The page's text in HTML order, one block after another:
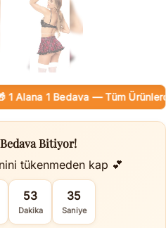
Alana 1 Bedava — Tüm Ürünlerde
Bedava Bitiyor!
tükenmeden kap 💕
53
Dakika
34
Saniye